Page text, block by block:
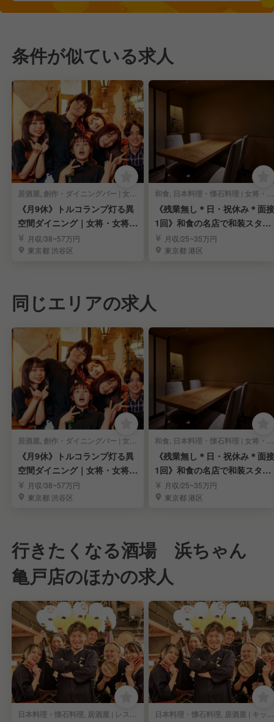
条件が似ている求人
居酒屋, 創作・ダイニングバー | 女将・和装ホール
《月9休》トルコランプ灯る異
空間ダイニング｜女将・女将候
補求む！
月収/38~57万円
東京都 渋谷区
和食, 日本料理・懐石料理 | 女将・和装ホール
《残業無し＊日・祝休み＊面接
1回》和食の名店で和装スタッ
フ募集｜表参道
月収/25~35万円
東京都 港区
同じエリアの求人
居酒屋, 創作・ダイニングバー | 女将・和装ホール
《月9休》トルコランプ灯る異
空間ダイニング｜女将・女将候
補求む！
月収/38~57万円
東京都 渋谷区
和食, 日本料理・懐石料理 | 女将・和装ホール
《残業無し＊日・祝休み＊面接
1回》和食の名店で和装スタッ
フ募集｜表参道
月収/25~35万円
東京都 港区
行きたくなる酒場 浜ちゃん
亀戸店のほかの求人
日本料理・懐石料理, 居酒屋 | レストランサービス・ホールスタッフ 日本料理・懐石料理, 居酒屋 | キッチンスタッフ